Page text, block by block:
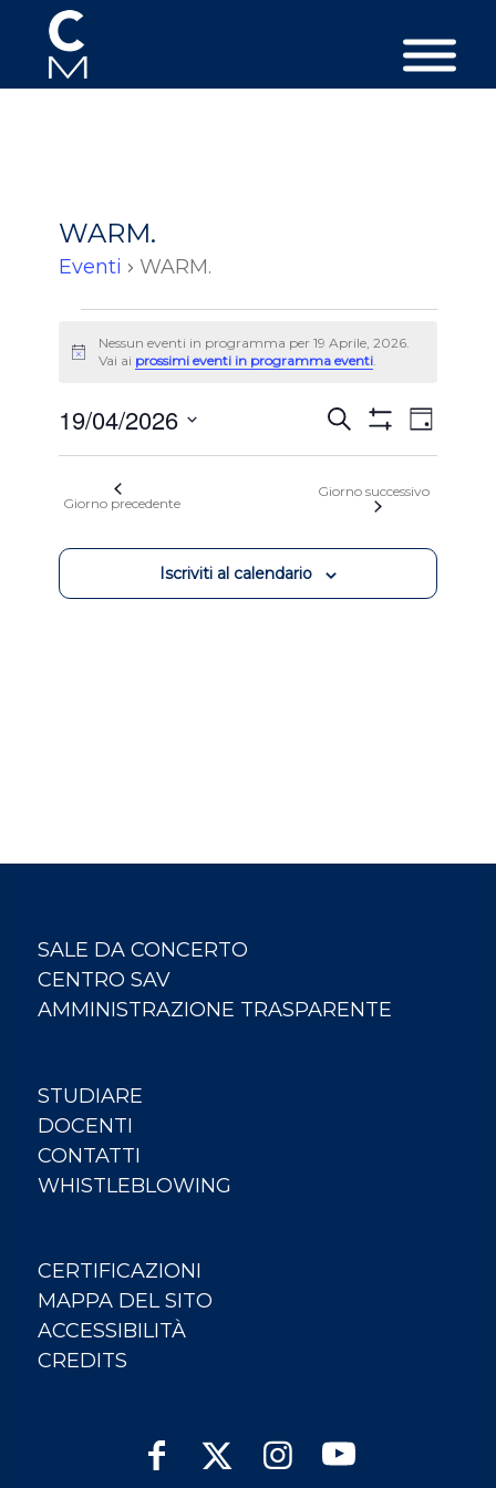
WARM.
Eventi WARM.
per
Aprile,
2026
Avviso
Nessun eventi in programma per 19 Aprile, 2026.
Vai ai prossimi eventi in programma eventi.
Eventi
Ricerca
e
viste
Cerca
Filtri
Giorno
19/04/2026
Giorno precedente
Giorno successivo
Iscriviti al calendario
SALE DA CONCERTO
CENTRO SAV
AMMINISTRAZIONE TRASPARENTE
STUDIARE
DOCENTI
CONTATTI
WHISTLEBLOWING
CERTIFICAZIONI
MAPPA DEL SITO
ACCESSIBILITÀ
CREDITS